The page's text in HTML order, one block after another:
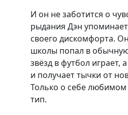
И он не заботится о
рыдания Дэн
своего дискомфорта.
школы попал в
звёзд в футбол играет,
и получает тычки от
Только о себе
тип.